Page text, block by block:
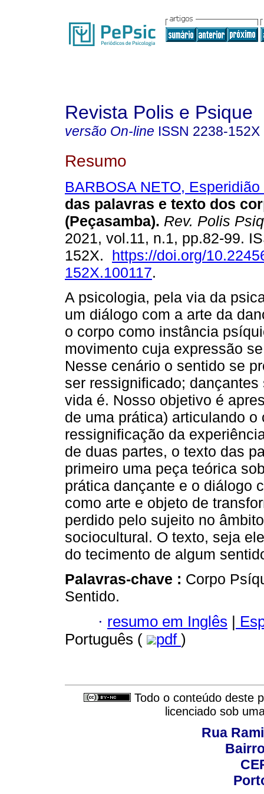
Revista Polis e Psique
versão On-line ISSN 2238-152X
Resumo
BARBOSA NETO,
das palavras e texto dos
(Peçasamba). Rev. Polis
2021, vol.11, n.1, pp.82-99.
152X. https://doi.org/
152X.100117.
A psicologia, pela via da
um diálogo com a arte da
o corpo como instância
movimento cuja expressão
Nesse cenário o sentido se
ser ressignificado;
vida é. Nosso objetivo é
de uma prática) articulando
ressignificação da
de duas partes, o texto das
primeiro uma peça teórica
prática dançante e o diálogo
como arte e objeto de
perdido pelo sujeito no
sociocultural. O texto, seja
do tecimento de algum
Palavras-chave : Corpo
Sentido.
· resumo em Inglês |
Português (
pdf )
Todo o conteúdo deste
licenciado sob
Rua